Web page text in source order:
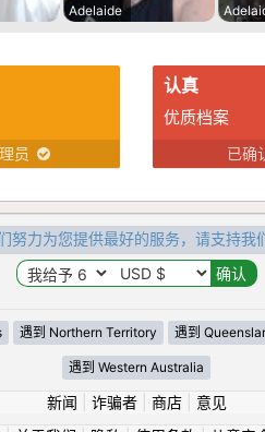
Adelaide
员
认真
优质档案
已确
努力为您提供最好的服务，请支持我
遇到 Northern Territory 遇到
遇到 Western Australia
新闻 诈骗者| 商店| 意见